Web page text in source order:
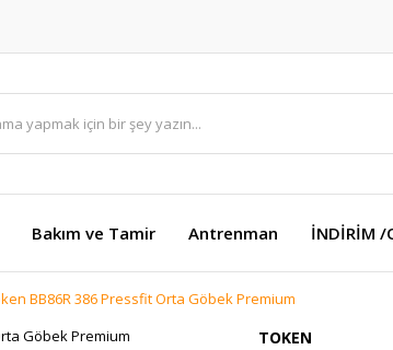
Bakım ve Tamir Antrenman İNDİRİM
BB86R 386 Pressfit Orta Göbek Premium
TOKEN